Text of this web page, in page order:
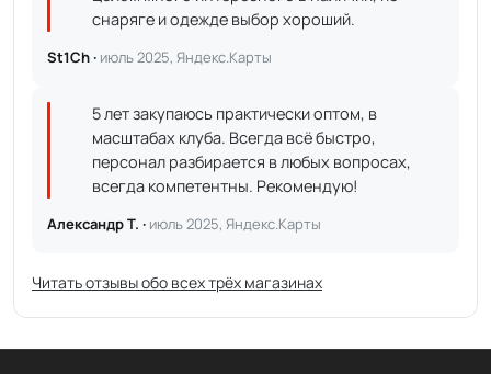
снаряге и одежде выбор хороший.
St1Ch · июль 2025, Яндекс.Карты
5 лет закупаюсь практически оптом, в
масштабах клуба. Всегда всё быстро,
персонал разбирается в любых вопросах,
всегда компетентны. Рекомендую!
Александр Т. · июль 2025, Яндекс.Карты
Читать отзывы обо всех трёх магазинах